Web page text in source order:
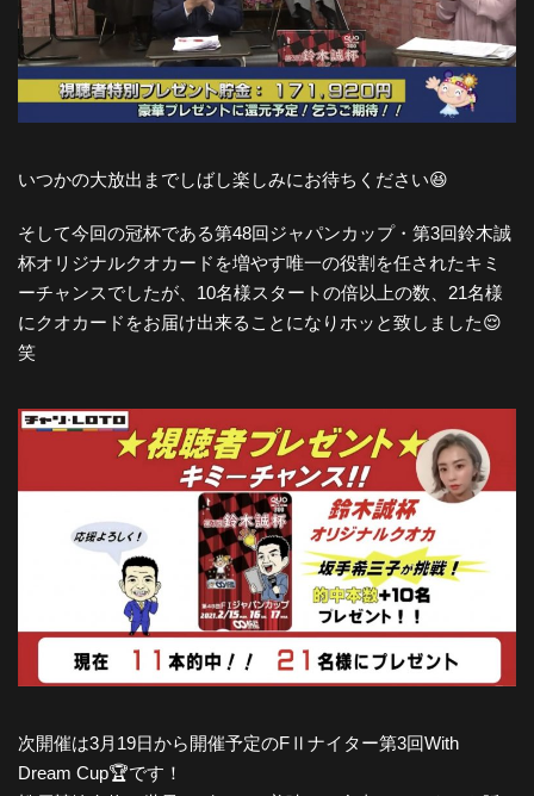
いつかの大放出までしばし楽しみにお待ちください😆
そして今回の冠杯である第48回ジャパンカップ・第3回鈴木誠
杯オリジナルクオカードを増やす唯一の役割を任されたキミ
ーチャンスでしたが、10名様スタートの倍以上の数、21名様
にクオカードをお届け出来ることになりホッと致しました😌
笑
次開催は3月19日から開催予定のFⅡナイター第3回With
Dream Cup🏆です！